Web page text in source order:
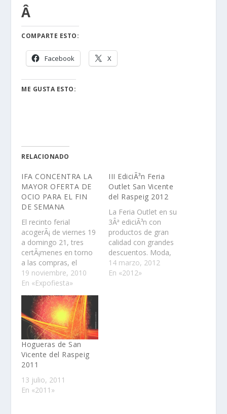
Â
COMPARTE ESTO:
Facebook X
ME GUSTA ESTO:
RELACIONADO
IFA CONCENTRA LA
MAYOR OFERTA DE
OCIO PARA EL FIN
DE SEMANA
El recinto ferial
acogerÃ¡ de viernes 19
a domingo 21, tres
certÃ¡menes en torno
a las compras, el
turismo y las fiestas
populares, que
conforman con sus
151 expositores, la
mayor oferta de ocio
para este fin de
semana. La entrada al
recinto es
gratuita.Intenso fin de
semana el que…
19 noviembre, 2010
En «Expofiesta»
III EdiciÃ³n Feria
Outlet San Vicente
del Raspeig 2012
La Feria Outlet en su
3Âª ediciÃ³n con
productos de gran
calidad con grandes
descuentos. Moda,
calzado, textil,
muebles,
14 marzo, 2012
En «2012»
Hogueras de San
Vicente del Raspeig
2011
13 julio, 2011
En «2011»